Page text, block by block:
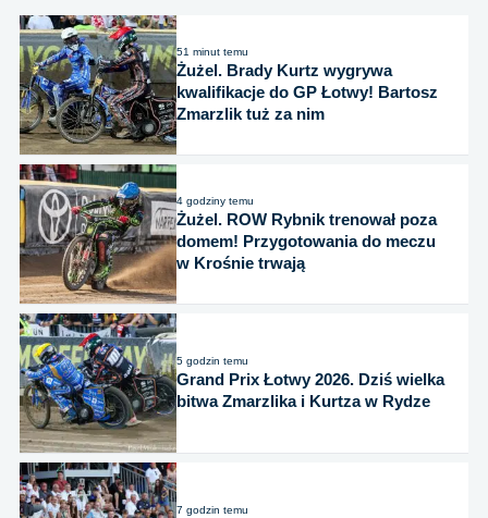
51 minut temu
Żużel. Brady Kurtz wygrywa
kwalifikacje do GP Łotwy! Bartosz
Zmarzlik tuż za nim
4 godziny temu
Żużel. ROW Rybnik trenował poza
domem! Przygotowania do meczu
w Krośnie trwają
5 godzin temu
Grand Prix Łotwy 2026. Dziś wielka
bitwa Zmarzlika i Kurtza w Rydze
7 godzin temu